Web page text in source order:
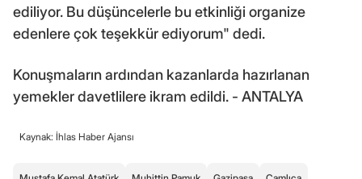
ediliyor. Bu düşüncelerle bu etkinliği organize
edenlere çok teşekkür ediyorum" dedi.
Konuşmaların ardından kazanlarda hazırlanan
yemekler davetlilere ikram edildi. - ANTALYA
Kaynak: İhlas Haber Ajansı